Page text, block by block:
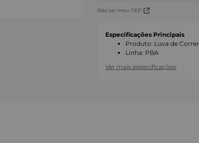
Não sei meu CEP
Especificações Principais
Produto: Luva de Correr
Linha: PBA
Ver mais especificações